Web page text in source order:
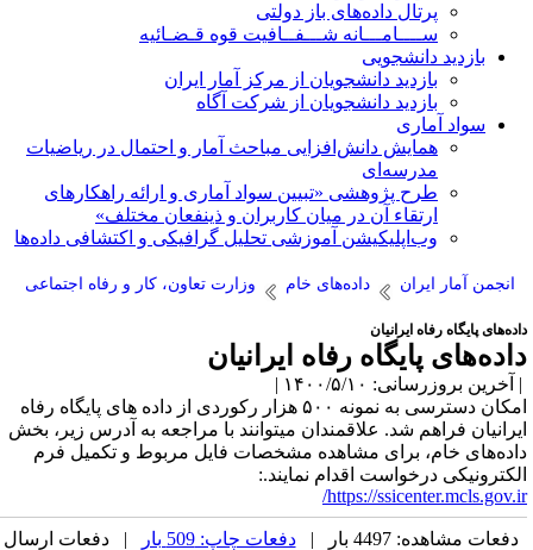
پرتال داده‌های باز دولتی
ســــامـــانه شـــفــافیت قوه قـضـائیه
بازدید دانشجویی
بازدید دانشجویان از مرکز آمار ایران
بازدید دانشجویان از شرکت آگاه
سواد آماری
همایش دانش‌افزایی مباحث آمار و احتمال در ریاضیات
مدرسه‌ای
طرح پژوهشی «تبیین سواد آماری و ارائه راهکارهای
ارتقاء آن در میان کاربران و ذینفعان مختلف»
وب‌اپلیکیشن آموزشی تحلیل گرافیکی و اکتشافی داده‌ها
انجمن آمار ایران داده‌های خام وزارت تعاون، کار و رفاه اجتماعی
پایگاه رفاه ایرانیان
پایگاه رفاه ایرانیان
بروزرسانی: ۱۴۰۰/۵/۱۰ |
دسترسی به نمونه۵۰۰ هزار رکوردی از داده های پایگاه رفاه
فراهم شد. علاقمندان میتوانند با مراجعه به آدرس زیر، بخش
خام، برای مشاهده مشخصات فایل مربوط و تکمیل فرم
درخواست اقدام نمایند.:
https://
دفعات مشاهده: 4497 بار | دفعات چاپ: 509 بار
| دفعات ارسال